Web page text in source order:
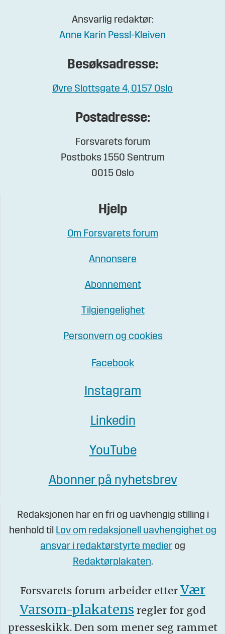
Ansvarlig redaktør:
Anne Karin Pessl-Kleiven
Besøksadresse:
Øvre Slottsgate 4, 0157 Oslo
Postadresse:
Forsvarets forum
Postboks 1550 Sentrum
0015 Oslo
Hjelp
Om Forsvarets forum
Annonsere
Abonnement
Tilgjengelighet
Personvern og cookies
Facebook
Instagram
Linkedin
YouTube
Abonner på nyhetsbrev
Redaksjonen har en fri og uavhengig stilling i
henhold til Lov om redaksjonell uavhengighet og
ansvar i redaktørstyrte medier og
Redaktørplakaten.
Forsvarets forum arbeider etter Vær
Varsom-plakatens regler for god
presseskikk. Den som mener seg rammet